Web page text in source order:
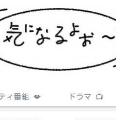
ィ番組 💋 ドラマ 📺